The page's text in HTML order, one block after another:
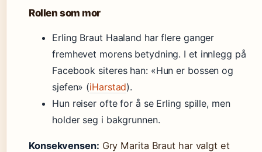
Rollen som mor
Erling Braut Haaland har flere ganger
fremhevet morens betydning. I et innlegg på
Facebook siteres han: «Hun er bossen og
sjefen» (iHarstad).
Hun reiser ofte for å se Erling spille, men
holder seg i bakgrunnen.
Konsekvensen: Gry Marita Braut har valgt et